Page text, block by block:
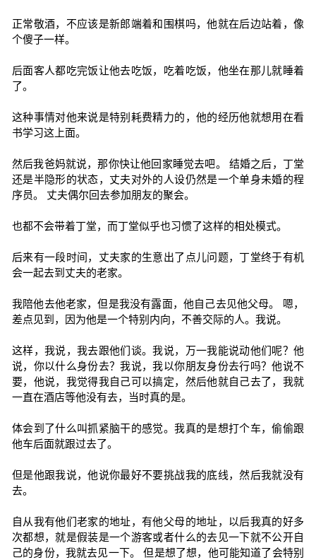
正常敬酒，不应该是新郎端着和围棋吗，他就在后边站着，像
个傻子一样。
后面客人都吃完饭让他去吃饭，吃着吃饭，他坐在那儿就睡着
了。
这种事情对他来说是特别耗费精力的，他的经历他就想用在看
书学习这上面。
然后我爸妈就说，那你快让他回家睡觉去吧。 结婚之后，丁堂
还是半隐形的状态，丈夫对外的人设仍然是一个单身未婚的程
序员。 丈夫偶尔回去参加朋友的聚会。
也都不会带着丁堂，而丁堂似乎也习惯了这样的相处模式。
后来有一段时间，丈夫家的生意出了点儿问题，丁堂终于有机
会一起去到丈夫的老家。
我陪他去他老家，但是我没有露面，他自己去见他父母。 嗯，
差点见到，因为他是一个特别内向，不善交际的人。我说。
这样，我说，我去跟他们谈。我说，万一我能说动他们呢？他
说，你以什么身份去？我说，我以你朋友身份去行吗？他说不
要，他说，我觉得我自己可以搞定，然后他就自己去了，我就
一直在酒店等他没有去，当时真的是。
体会到了什么叫抓紧脑干的感觉。我真的是想打个车，偷偷跟
他车后面就跟过去了。
但是他跟我说，他说你最好不要挑战我的底线，然后我就没有
去。
自从我有他们老家的地址，有他父母的地址，以后我真的好多
次都想，就是假装是一个游客或者什么的去见一下就不公开自
己的身份，我就去见一下。 但是想了想，他可能知道了会特别